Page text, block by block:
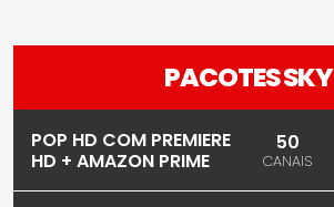
PACOTES SKY
POP HD COM PREMIERE
HD + AMAZON PRIME
50
CANAIS